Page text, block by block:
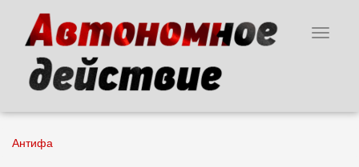
основному
содержанию
Toggle
Антифа